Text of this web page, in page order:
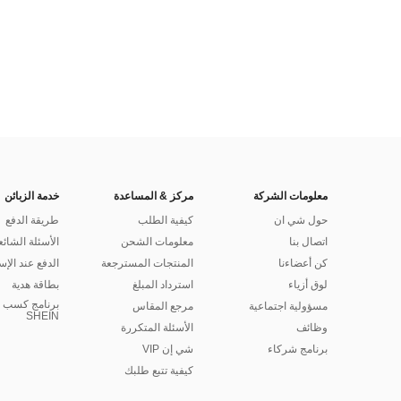
معلومات الشركة
حول شي ان
اتصال بنا
كن أعضاءنا
لوق أزياء
مسؤولية اجتماعية
وظائف
برنامج شركاء
مركز & المساعدة
كيفية الطلب
معلومات الشحن
المنتجات المسترجعة
استرداد المبلغ
مرجع المقاس
الأسئلة المتكررة
شي إن VIP
كيفية تتبع طلبك
خدمة الزبائن
طريقة الدفع
الأسئلة
الدفع عند
بطاقة هدية
برنامج كسب
SHEIN